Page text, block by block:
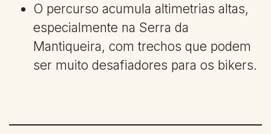
O percurso acumula altimetrias altas,
especialmente na Serra da
Mantiqueira, com trechos que podem
ser muito desafiadores para os bikers.